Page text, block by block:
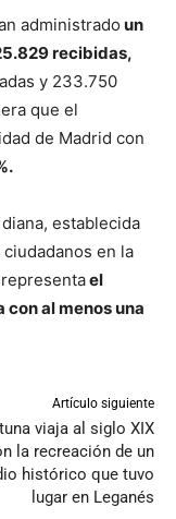
administrado un
recibidas,
y 233.750
que el
de Madrid con
establecida
en la
el
al menos una
Artículo siguiente
viaja al siglo XIX
la recreación de un
histórico que tuvo
lugar en Leganés